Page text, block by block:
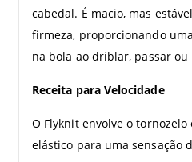
cabedal. É macio, mas
firmeza, proporcionando
na bola ao driblar, passar ou
Receita para Velocidade
O Flyknit envolve o
elástico para uma sensação